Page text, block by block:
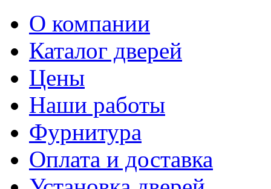
О компании
Каталог дверей
Цены
Наши работы
Фурнитура
Оплата и доставка